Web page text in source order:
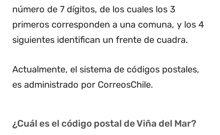
número de 7 dígitos, de los cuales los 3
primeros corresponden a una comuna, y los 4
siguientes identifican un frente de cuadra.
Actualmente, el sistema de códigos postales,
es administrado por CorreosChile.
¿Cuál es el código postal de Viña del Mar?